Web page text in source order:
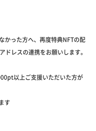
かった方へ、再度特典NFTの配
レスの連携をお願いします。
以上ご支援いただいた方が
す